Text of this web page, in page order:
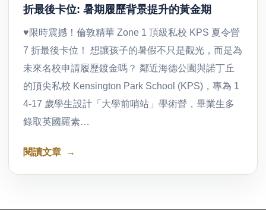
折最後卡位: 暑期履歷背景提升的黃金期
♥限時震撼！倫敦精華 Zone 1 頂級私校 KPS 夏令營
7 折最後卡位！ 想讓孩子的暑假不只是觀光，而是為
未來名校申請履歷鍍金嗎？ 鄰近海德公園與諾丁丘
的頂尖私校 Kensington Park School (KPS)，專為 1
4-17 歲學生設計「大學前哨站」學術營，畢業生多
錄取英國羅素…
閱讀文章